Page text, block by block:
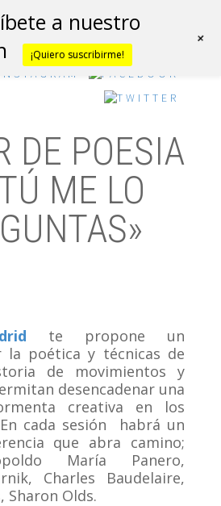
DE POESIA
ME LO
te propone un
poética y técnicas de
de movimientos y
desencadenar una
creativa en los
cada sesión habrá un
que abra camino;
María Panero,
Charles Baudelaire,
Sharon Olds.
a nuestro
¡Quiero suscribirme!
+